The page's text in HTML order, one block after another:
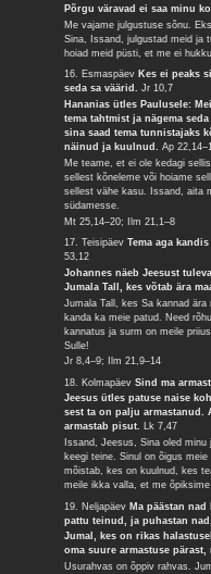
Põrgu väravad ei saa minu
Me vajame julgustuse sõnu.
Sina, Issand, julgustad meid ja
hoiad meid püsti, et me ei
16. Esmaspäev Kes ei peaks
seda sa väärid.Jr 10,7
Hananias ütles Paulusele:
tema tahtmist ja nägema
sina saad tema tunnistajaks
näinud ja kuulnud.Ap
Me teame, et ei ole kedagi
sellest kõneleme või hoiame
sellest vähe kasu. Issand, aita
südamesse.
Mt 25,14–20; Ilm 21,1–8
17. TeisipäevTema aga
53,12
Johannes näeb Jeesust
Jumala Tall, kes võtab ära
Jumala Tall, kes Sa kannad
kanda ka meie patud. Need
kannatus ja surm on meile
Sulle!
Jr 8,4–9; Ilm 21,9–14
18. KolmapäevSind ma
Jeesus ütles patuse naise
sest ta on palju armastanud.
armastab pisut. Lk 7,47
Issand, Jeesus, Sina oled
keegi teine. Sinul on õigus
mõistab, kes on kuulnud, kes
meile ikka valla, et me
19. Neljapäev Ma päästan
pattu teinud, ja puhastan
Jumal, kes on rikas
oma suure armastuse
Usurahvas on õppiv rahvas.